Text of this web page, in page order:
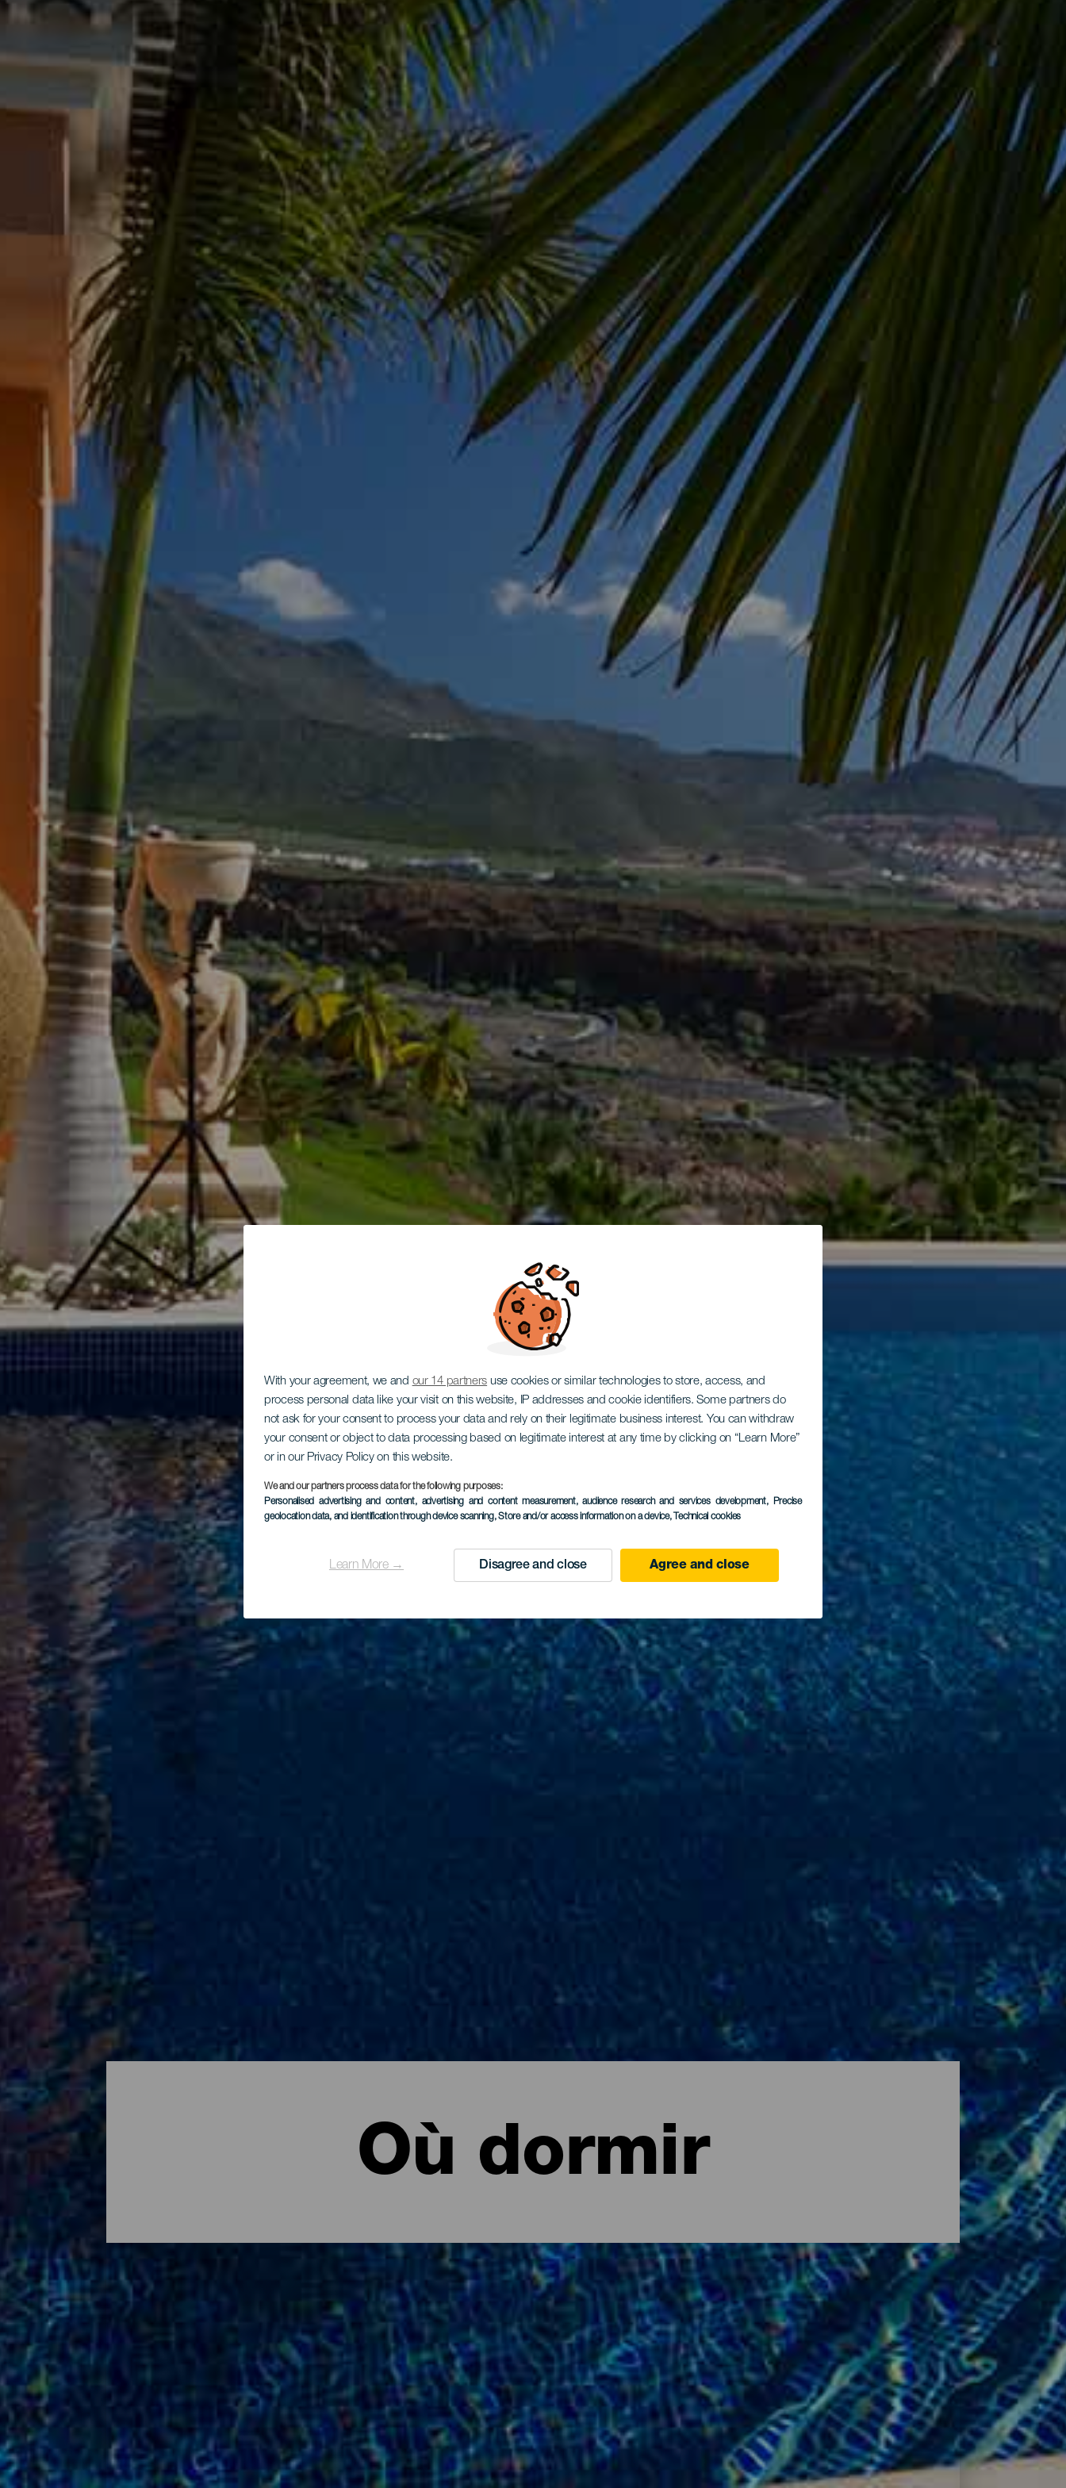
With your agreement, we and our 14 partners use cookies or similar technologies to store, access, and
process personal data like your visit on this website, IP addresses and cookie identifiers. Some partners do
not ask for your consent to process your data and rely on their legitimate business interest. You can withdraw
your consent or object to data processing based on legitimate interest at any time by clicking on “Learn More”
or in our Privacy Policy on this website.
We and our partners process data for the following purposes:
Personalised advertising and content, advertising and content measurement, audience research and services development, Precise
geolocation data, and identification through device scanning, Store and/or access information on a device, Technical cookies
Learn More → Disagree and close Agree and close
Où dormir
Des hôtels pour tous les goûts
Une escapade romantique sur une plage à perte de vue, des vacances en famille à la mer, un week-end de rêve dans un cadre paradisiaque ou
quelques jours pour déconnecter, faire du sport ou prendre le soleil. Vous n'avez pas besoin d'excuses pour faire vos valises et mettre le cap sur les
Canaries, la destination idéale pour vous rendre heureux. Un lieu avec un climat tempéré toute l'année, avec des paysages aussi variés que
surprenants et une offre d'établissements hôteliers qui s'est adaptée à tous les types de touristes : ceux qui voyagent accompagnés, en couple ou
en famille, les aventuriers qui se déplacent seuls, les plus actifs ou les amoureux du calme et du relax. Aux Canaries, on trouve des hôtels pour tous